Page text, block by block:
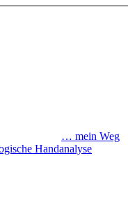
… mein Weg
Handanalyse